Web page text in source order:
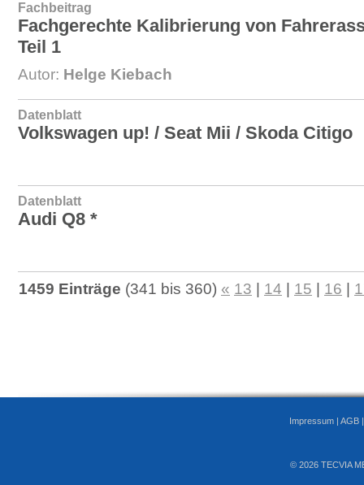
Fachbeitrag
Fachgerechte Kalibrierung von
Teil 1
Autor: Helge Kiebach
Datenblatt
Volkswagen up! / Seat Mii / Skoda Citigo
Datenblatt
Audi Q8 *
1459 Einträge (341 bis 360) « 13 14 15 16
Impressum | AGB
© 2026 TECVIA